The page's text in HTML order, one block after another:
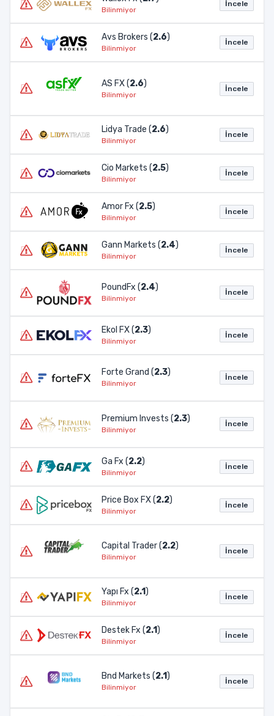
Bilinmiyor
İncele
Avs Brokers (2.6)
Bilinmiyor
İncele
AS FX (2.6)
Bilinmiyor
İncele
Lidya Trade (2.6)
Bilinmiyor
İncele
Cio Markets (2.5)
Bilinmiyor
İncele
Amor Fx (2.5)
Bilinmiyor
İncele
Gann Markets (2.4)
Bilinmiyor
İncele
PoundFx (2.4)
Bilinmiyor
İncele
Ekol FX (2.3)
Bilinmiyor
İncele
Forte Grand (2.3)
Bilinmiyor
İncele
Premium Invests (2.3)
Bilinmiyor
İncele
Ga Fx (2.2)
Bilinmiyor
İncele
Price Box FX (2.2)
Bilinmiyor
İncele
Capital Trader (2.2)
Bilinmiyor
İncele
Yapı Fx (2.1)
Bilinmiyor
İncele
Destek Fx (2.1)
Bilinmiyor
İncele
Bnd Markets (2.1)
Bilinmiyor
İncele